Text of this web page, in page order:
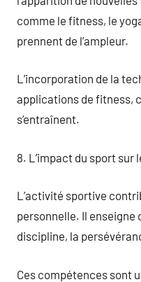
comme le fitness, le
prennent de l’ampleur.
L’incorporation de la
applications de fitness,
s’entraînent.
8. L’impact du sport
L’activité sportive
personnelle. Il enseigne
discipline, la
Ces compétences sont